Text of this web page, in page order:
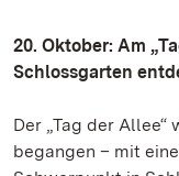
20. Oktober: Am
Schlossgarten
Der „Tag der
begangen – mit